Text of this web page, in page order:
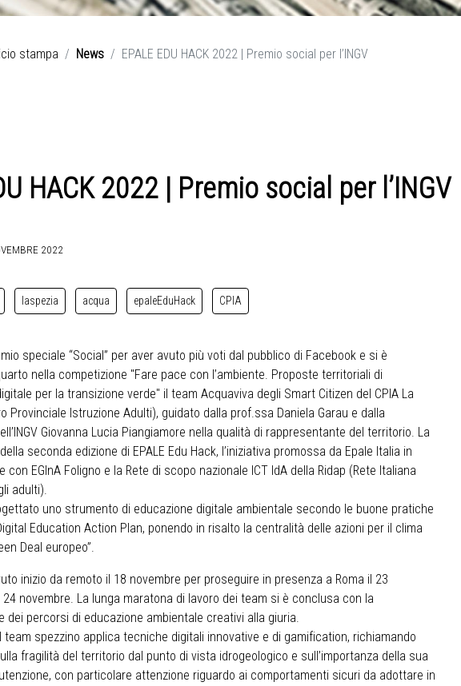
stampa News EPALE EDU HACK 2022 | Premio social per l’INGV
HACK 2022 | Premio social per l’INGV
2022
laspezia acqua epaleEduHack CPIA
speciale “Social” per aver avuto più voti dal pubblico di Facebook e si è
nella competizione "Fare pace con l’ambiente. Proposte territoriali di
per la transizione verde" il team Acquaviva degli Smart Citizen del CPIA La
Provinciale Istruzione Adulti), guidato dalla prof.ssa Daniela Garau e dalla
Giovanna Lucia Piangiamore nella qualità di rappresentante del territorio. La
seconda edizione di EPALE Edu Hack, l’iniziativa promossa da Epale Italia in
con EGInA Foligno e la Rete di scopo nazionale ICT IdA della Ridap (Rete Italiana
adulti).
uno strumento di educazione digitale ambientale secondo le buone pratiche
Education Action Plan, ponendo in risalto la centralità delle azioni per il clima
Deal europeo”.
inizio da remoto il 18 novembre per proseguire in presenza a Roma il 23
24 novembre. La lunga maratona di lavoro dei team si è conclusa con la
dei percorsi di educazione ambientale creativi alla giuria.
team spezzino applica tecniche digitali innovative e di gamification, richiamando
fragilità del territorio dal punto di vista idrogeologico e sull’importanza della sua
con particolare attenzione riguardo ai comportamenti sicuri da adottare in